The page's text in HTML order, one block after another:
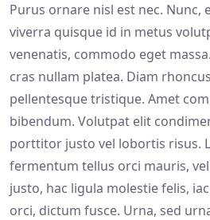
Purus ornare nisl est nec. Nunc,
viverra quisque id in metus
venenatis, commodo eget
cras nullam platea. Diam
pellentesque tristique. Amet
bibendum. Volutpat elit
porttitor justo vel lobortis risus.
fermentum tellus orci mauris,
justo, hac ligula molestie felis,
orci, dictum fusce. Urna, sed